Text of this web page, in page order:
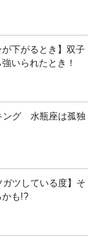
下がるとき】双子
いられたとき！
ング 水瓶座は孤独
ツしている度】そ
かも!?